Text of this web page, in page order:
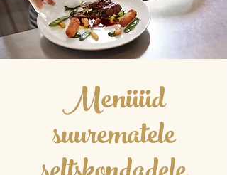
Menüüd
suurematele